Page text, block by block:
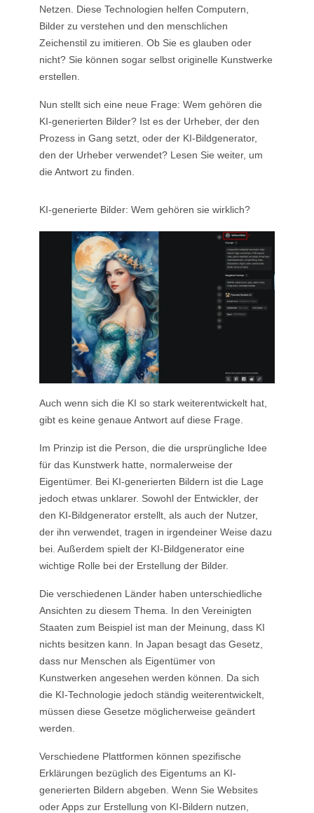
Netzen. Diese Technologien helfen Computern,
Bilder zu verstehen und den menschlichen
Zeichenstil zu imitieren. Ob Sie es glauben oder
nicht? Sie können sogar selbst originelle Kunstwerke
erstellen.
Nun stellt sich eine neue Frage: Wem gehören die
KI-generierten Bilder? Ist es der Urheber, der den
Prozess in Gang setzt, oder der KI-Bildgenerator,
den der Urheber verwendet? Lesen Sie weiter, um
die Antwort zu finden.
KI-generierte Bilder: Wem gehören sie wirklich?
Auch wenn sich die KI so stark weiterentwickelt hat,
gibt es keine genaue Antwort auf diese Frage.
Im Prinzip ist die Person, die die ursprüngliche Idee
für das Kunstwerk hatte, normalerweise der
Eigentümer. Bei KI-generierten Bildern ist die Lage
jedoch etwas unklarer. Sowohl der Entwickler, der
den KI-Bildgenerator erstellt, als auch der Nutzer,
der ihn verwendet, tragen in irgendeiner Weise dazu
bei. Außerdem spielt der KI-Bildgenerator eine
wichtige Rolle bei der Erstellung der Bilder.
Die verschiedenen Länder haben unterschiedliche
Ansichten zu diesem Thema. In den Vereinigten
Staaten zum Beispiel ist man der Meinung, dass KI
nichts besitzen kann. In Japan besagt das Gesetz,
dass nur Menschen als Eigentümer von
Kunstwerken angesehen werden können. Da sich
die KI-Technologie jedoch ständig weiterentwickelt,
müssen diese Gesetze möglicherweise geändert
werden.
Verschiedene Plattformen können spezifische
Erklärungen bezüglich des Eigentums an KI-
generierten Bildern abgeben. Wenn Sie Websites
oder Apps zur Erstellung von KI-Bildern nutzen,